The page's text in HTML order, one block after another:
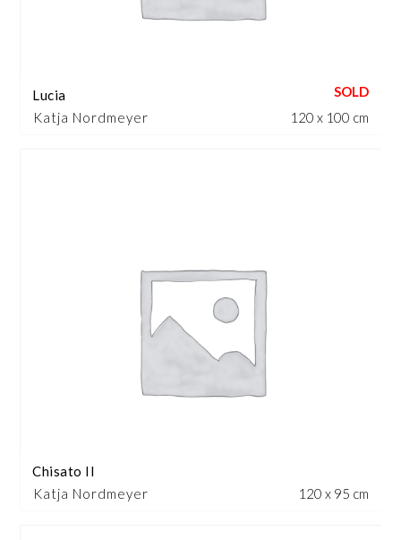
Katja Nordmeyer
Lucia
120 x 100 cm
Katja Nordmeyer
Chisato II
120 x 95 cm